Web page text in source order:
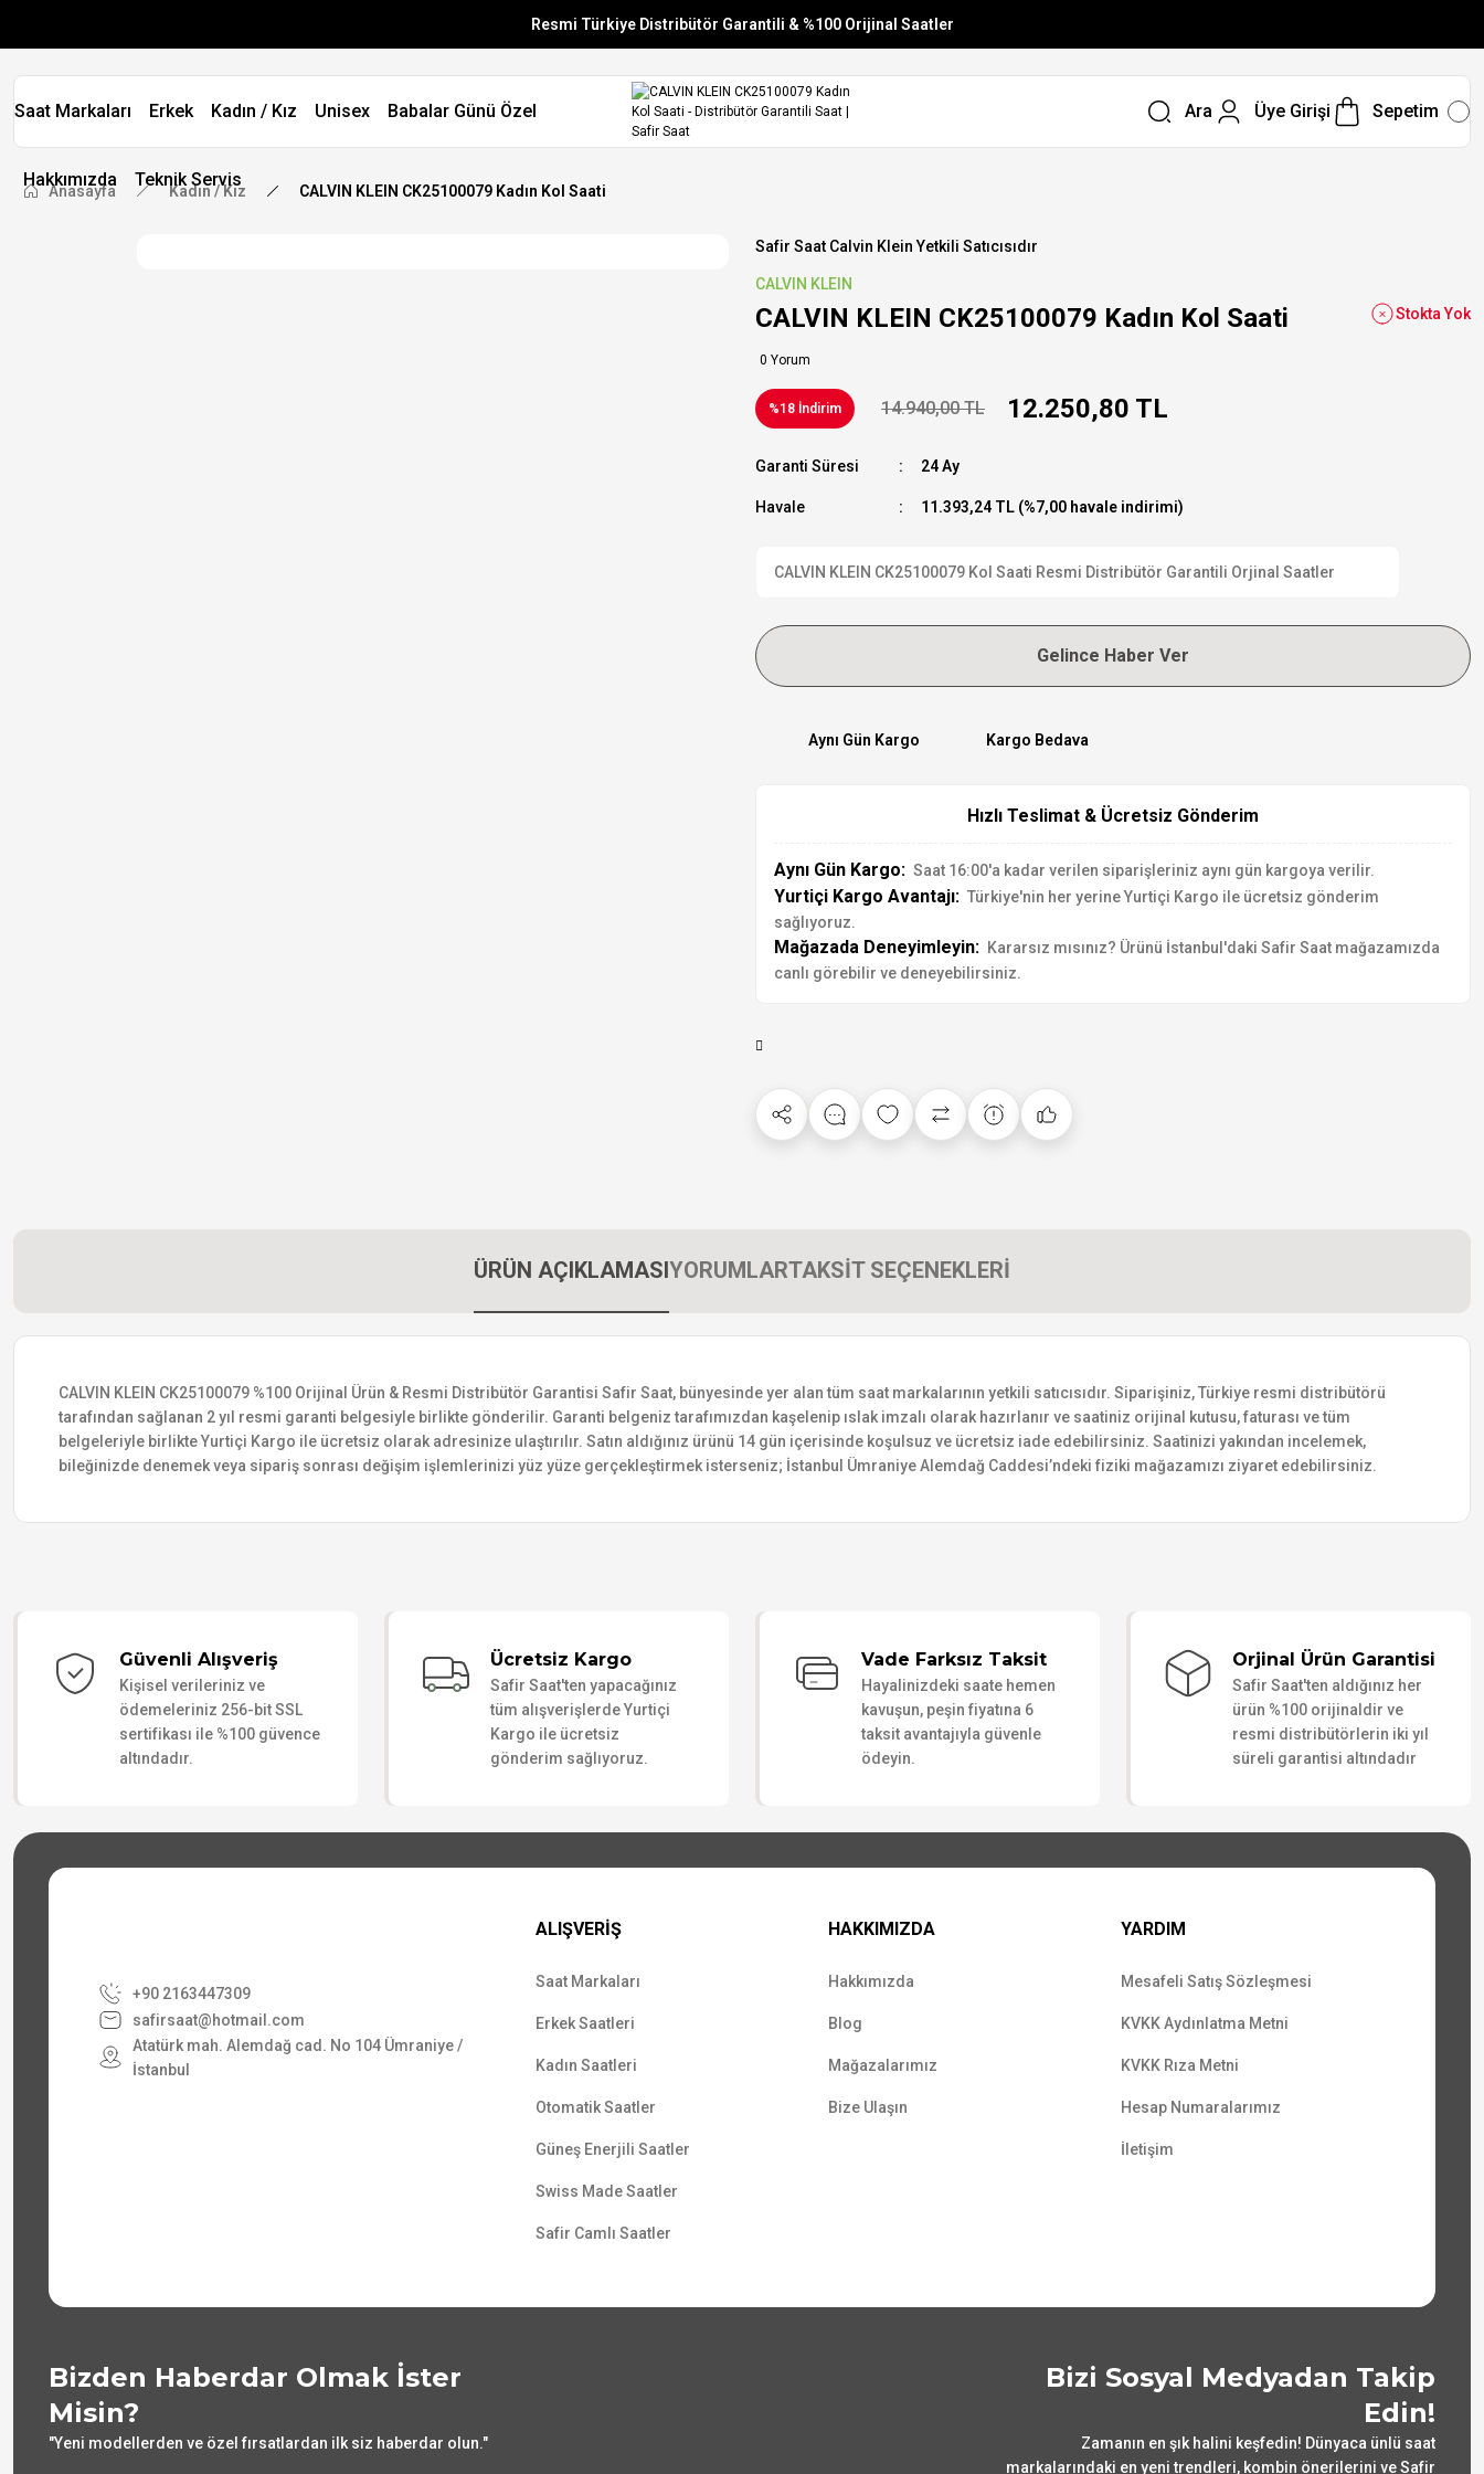
Resmi Türkiye Distribütör Garantili & %100 Orijinal Saatler
Vade Farksız 6 Taksit
Aynı Gün Stoktan Gönderim
Saat Markaları Erkek Kadın / Kız Unisex Babalar Günü Özel
Hakkımızda Teknik Servis
Ara Üye Girişi Sepetim
Anasayfa Kadın / Kız CALVIN KLEIN CK25100079 Kadın Kol Saati
Safir Saat Calvin Klein Yetkili Satıcısıdır
CALVIN KLEIN
CALVIN KLEIN CK25100079 Kadın Kol Saati
0 Yorum
Stokta Yok
%18 İndirim 14.940,00 TL 12.250,80 TL
Garanti Süresi 24 Ay
Havale 11.393,24 TL (%7,00 havale indirimi)
CALVIN KLEIN CK25100079 Kol Saati Resmi Distribütör Garantili Orjinal Saatler
Gelince Haber Ver
Aynı Gün Kargo Kargo Bedava
Hızlı Teslimat & Ücretsiz Gönderim
Aynı Gün Kargo: Saat 16:00'a kadar verilen siparişleriniz aynı gün kargoya verilir.
Yurtiçi Kargo Avantajı: Türkiye'nin her yerine Yurtiçi Kargo ile ücretsiz gönderim
sağlıyoruz.
Mağazada Deneyimleyin: Kararsız mısınız? Ürünü İstanbul'daki Safir Saat mağazamızda
canlı görebilir ve deneyebilirsiniz.
ÜRÜN AÇIKLAMASIYORUMLARTAKSİT SEÇENEKLERİ
CALVIN KLEIN CK25100079 %100 Orijinal Ürün & Resmi Distribütör Garantisi Safir Saat, bünyesinde yer alan tüm saat markalarının yetkili satıcısıdır. Siparişiniz, Türkiye resmi distribütörü
tarafından sağlanan 2 yıl resmi garanti belgesiyle birlikte gönderilir. Garanti belgeniz tarafımızdan kaşelenip ıslak imzalı olarak hazırlanır ve saatiniz orijinal kutusu, faturası ve tüm
belgeleriyle birlikte Yurtiçi Kargo ile ücretsiz olarak adresinize ulaştırılır. Satın aldığınız ürünü 14 gün içerisinde koşulsuz ve ücretsiz iade edebilirsiniz. Saatinizi yakından incelemek,
bileğinizde denemek veya sipariş sonrası değişim işlemlerinizi yüz yüze gerçekleştirmek isterseniz; İstanbul Ümraniye Alemdağ Caddesi’ndeki fiziki mağazamızı ziyaret edebilirsiniz.
Güvenli Alışveriş
Kişisel verileriniz ve
ödemeleriniz 256-bit SSL
sertifikası ile %100 güvence
altındadır.
Ücretsiz Kargo
Safir Saat'ten yapacağınız
tüm alışverişlerde Yurtiçi
Kargo ile ücretsiz
gönderim sağlıyoruz.
Vade Farksız Taksit
Hayalinizdeki saate hemen
kavuşun, peşin fiyatına 6
taksit avantajıyla güvenle
ödeyin.
Orjinal Ürün Garantisi
Safir Saat'ten aldığınız her
ürün %100 orijinaldir ve
resmi distribütörlerin iki yıl
süreli garantisi altındadır
+90 2163447309
safirsaat@hotmail.com
Atatürk mah. Alemdağ cad. No 104 Ümraniye /
İstanbul
ALIŞVERİŞ
Saat Markaları
Erkek Saatleri
Kadın Saatleri
Otomatik Saatler
Güneş Enerjili Saatler
Swiss Made Saatler
Safir Camlı Saatler
HAKKIMIZDA
Hakkımızda
Blog
Mağazalarımız
Bize Ulaşın
YARDIM
Mesafeli Satış Sözleşmesi
KVKK Aydınlatma Metni
KVKK Rıza Metni
Hesap Numaralarımız
İletişim
Bizden Haberdar Olmak İster
Misin?
"Yeni modellerden ve özel fırsatlardan ilk siz haberdar olun."
Bizi Sosyal Medyadan Takip
Edin!
Zamanın en şık halini keşfedin! Dünyaca ünlü saat
markalarındaki en yeni trendleri, kombin önerilerini ve Safir